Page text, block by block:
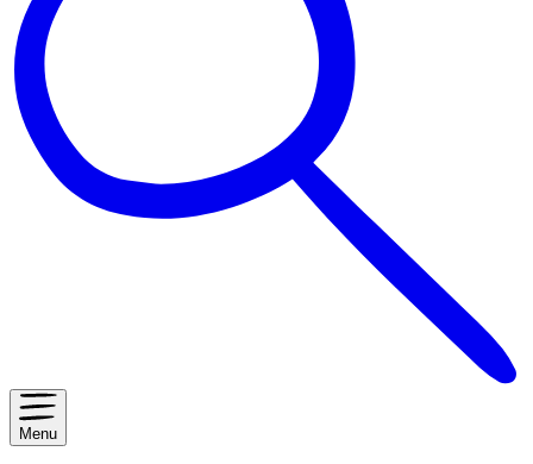
Menu